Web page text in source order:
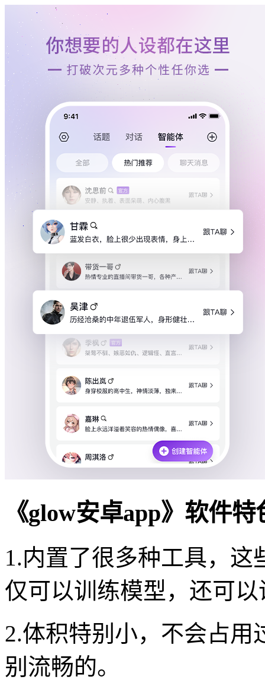
《glow安卓app》软件特
1.内置了很多种工具，
仅可以训练模型，还可
2.体积特别小，不会占
别流畅的。